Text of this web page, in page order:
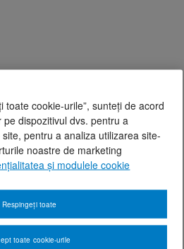
toate cookie-urile”, sunteți de acord
dispozitivul dvs. pentru a
pentru a analiza utilizarea site-
noastre de marketing
și modulele cookie
Respingeți toate
toate cookie-urile